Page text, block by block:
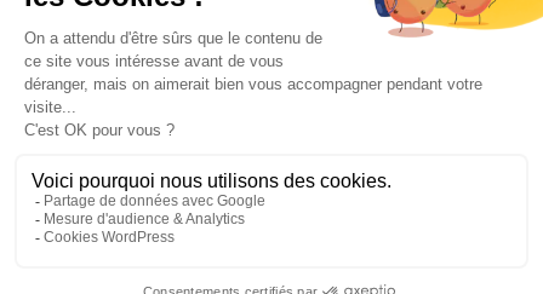
vous envoyer les lettres d'information de la Mairie de
Saint-Aubin-sur-Mer. Vous pouvez à tout moment
utiliser le lien de désabonnement intégré dans la
newsletter. Consultez notre
confidentialitépour en savoir plus.
Vos démarches en ligne
Politique de confidentialité